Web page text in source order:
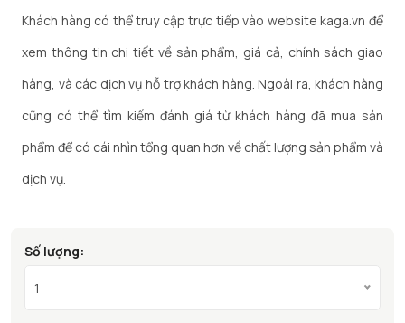
Khách hàng có thể truy cập trực tiếp vào website kaga.vn để
xem thông tin chi tiết về sản phẩm, giá cả, chính sách giao
hàng, và các dịch vụ hỗ trợ khách hàng. Ngoài ra, khách hàng
cũng có thể tìm kiếm đánh giá từ khách hàng đã mua sản
phẩm để có cái nhìn tổng quan hơn về chất lượng sản phẩm và
dịch vụ.
Số lượng:
1